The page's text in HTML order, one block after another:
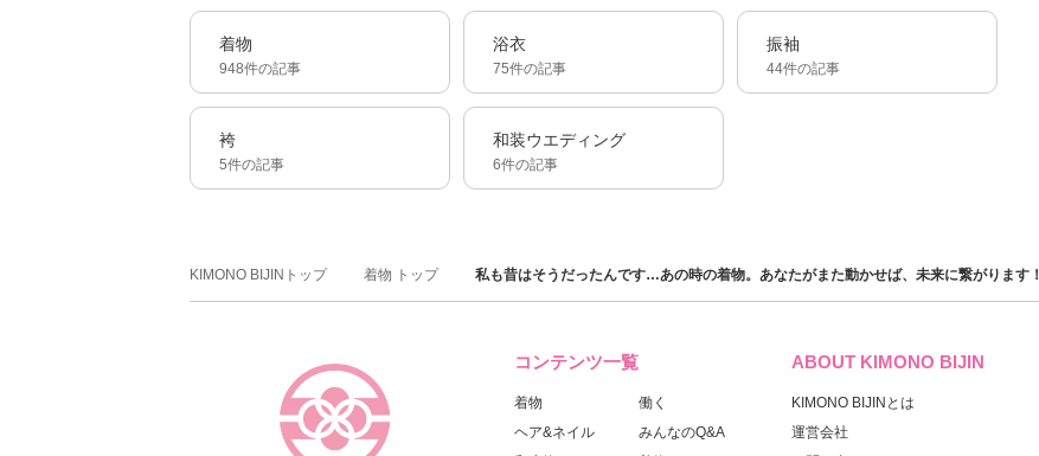
着物
948件の記事
浴衣
75件の記事
振袖
44件の記事
袴
5件の記事
和装ウエディング
6件の記事
KIMONO BIJINトップ 着物 トップ 私も昔はそうだったんです…あの時の着物。あなたがまた動かせば、未来に繋がります！
コンテンツ一覧
着物
ヘア&ネイル
働く
みんなのQ&A
ABOUT KIMONO BIJIN
KIMONO BIJINとは
運営会社